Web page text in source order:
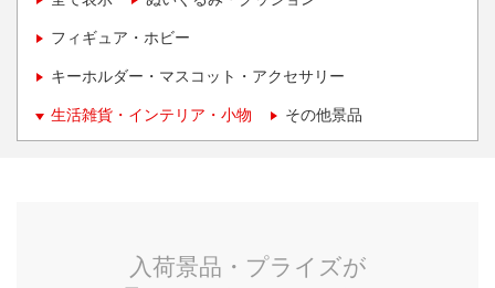
フィギュア・ホビー
キーホルダー・マスコット・アクセサリー
生活雑貨・インテリア・小物 その他景品